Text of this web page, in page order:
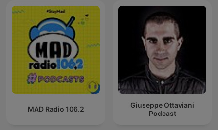
MAD Radio 106.2
Giuseppe Ottaviani
Podcast